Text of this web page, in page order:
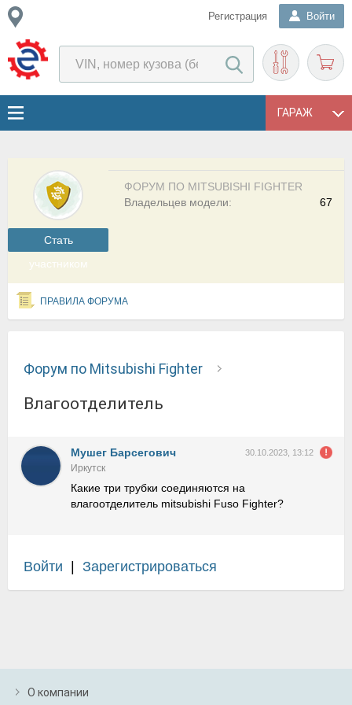
Регистрация Войти
ГАРАЖ
Cтать
участником
ФОРУМ ПО MITSUBISHI FIGHTER
67
Владельцев модели:
ПРАВИЛА ФОРУМА
Форум по Mitsubishi Fighter
Влагоотделитель
Мушег Барсегович 30.10.2023, 13:12
Иркутск
Какие три трубки соединяются на
влагоотделитель mitsubishi Fuso Fighter?
Войти Зарегистрироваться
О компании